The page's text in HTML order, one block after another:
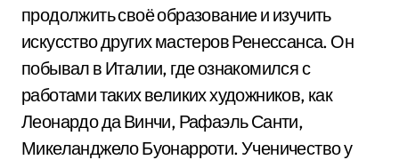
продолжить своё образование и изучить
искусство других мастеров Ренессанса. Он
побывал в Италии, где ознакомился с
работами таких великих художников, как
Леонардо да Винчи, Рафаэль Санти,
Микеланджело Буонарроти. Ученичество у